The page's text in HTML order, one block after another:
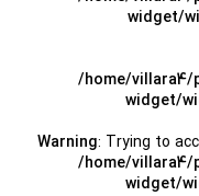
widget/
/home/villara4/
widget/
Warning: Trying to
/home/villara4/
widget/